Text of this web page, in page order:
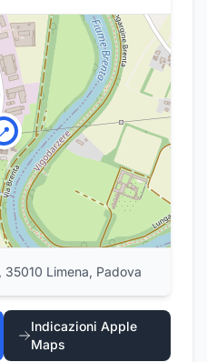
📍
35010 Limena, Padova
Indicazioni Apple
Maps